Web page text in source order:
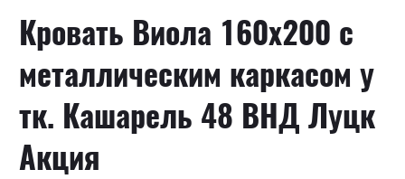
Кровать Виола 160х200 с
металлическим каркасом у
тк. Кашарель 48 ВНД Луцк
Акция